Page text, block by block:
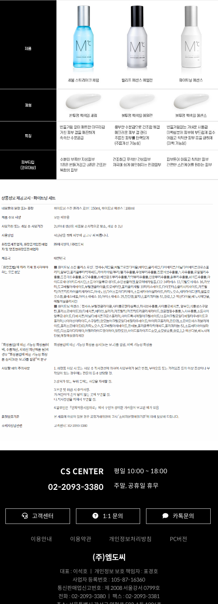
CS CENTER
02-2093-3380
평일 10:00 ~ 18:00
주말, 공휴일 휴무
고객센터 1:1 문의 카톡문의
이용안내 이용약관 개인정보처리방침 PC버전
(주)엠도씨
대표 : 이석호 ㅣ 개인정보 보호 책임자 : 표경호
사업자 등록번호 : 105-87-16360
통신판매업신고번호 : 제 2008 서울강서 0799호
전화 : 02-2093-3380 ㅣ 팩스 : 02-2093-3381